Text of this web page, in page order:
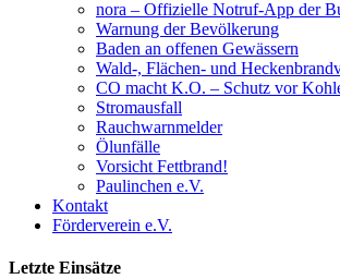
nora – Offizielle Notruf-App der
Warnung der Bevölkerung
Baden an offenen Gewässern
Wald-, Flächen- und
CO macht K.O. – Schutz vor
Stromausfall
Rauchwarnmelder
Ölunfälle
Vorsicht Fettbrand!
Paulinchen e.V.
Kontakt
Förderverein e.V.
Letzte Einsätze